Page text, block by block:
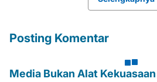
Posting Komentar
Media Bukan Alat